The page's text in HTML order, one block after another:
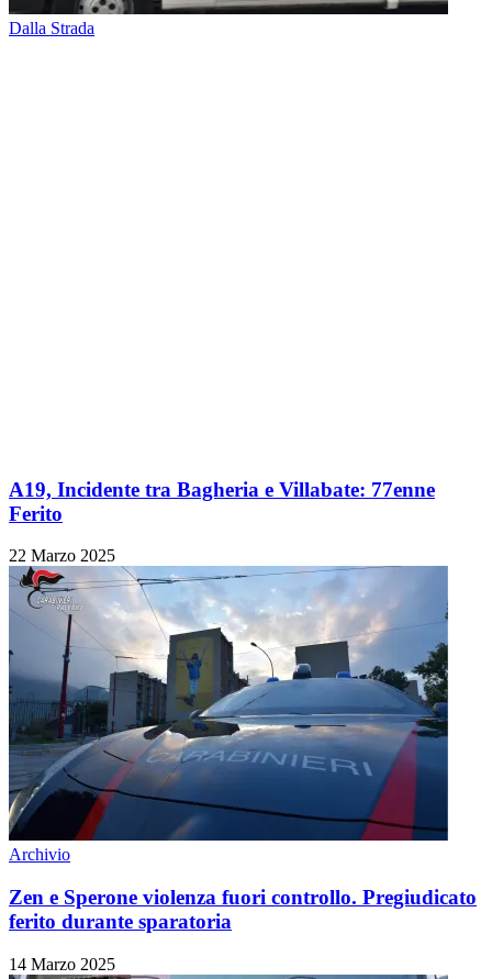
Dalla Strada
A19, Incidente tra Bagheria e Villabate: 77enne
Ferito
22 Marzo 2025
Archivio
Zen e Sperone violenza fuori controllo. Pregiudicato
ferito durante sparatoria
14 Marzo 2025